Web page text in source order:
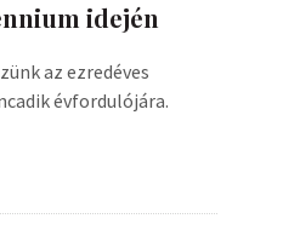
idején
az ezredéves
évfordulójára.